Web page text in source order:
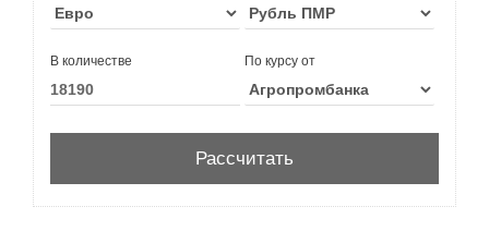
В количестве По курсу от